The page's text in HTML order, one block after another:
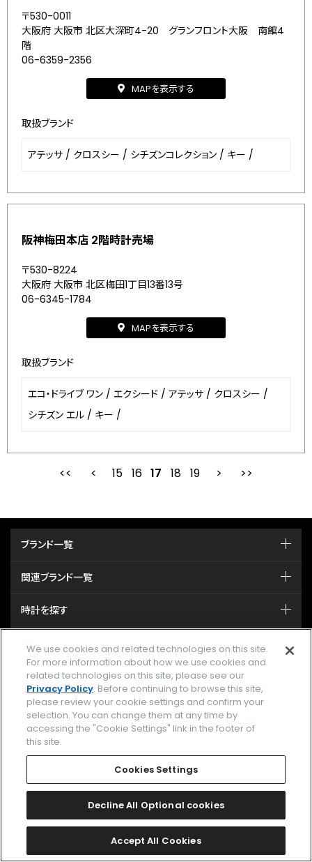
〒530-0011
大阪府 大阪市 北区大深町4-20 グランフロント大阪 南館4
階
06-6359-2356
MAPを表示する
取扱ブランド
アテッサ / クロスシー / シチズンコレクション / キー /
阪神梅田本店 2階時計売場
〒530-8224
大阪府 大阪市 北区梅田1丁目13番13号
06-6345-1784
MAPを表示する
取扱ブランド
エコ・ドライブ ワン / エクシード / アテッサ / クロスシー /
シチズン エル / キー /
最初 前
15 16 17 18 19
ブランド一覧
関連ブランド一覧
時計を探す
ストア/イベント
カタログ
サポート
MY CITIZEN シチズンオーナーズクラブ
メールマガジン登録
We use cookies and related technologies on this site.
For more information about how we use cookies and
related technologies on this site, please see our
Privacy Policy. Before continuing to browse this site,
please review your cookie settings and confirm your
selection. You can change them at any time by
accessing the "Cookie Settings" link in the footer of
this site.
Cookies Settings
Decline All Optional cookies
Accept All Cookies